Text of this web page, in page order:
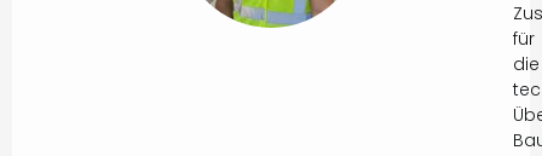
für
die